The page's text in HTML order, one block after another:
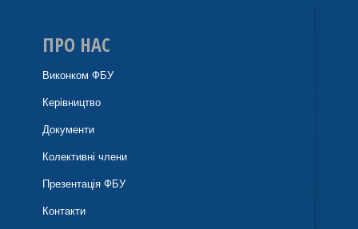
Єлизавета Шмакова (СДЮСШОР-5-ДВУФК
(Дніпропетровськ))
Ольга Шоно (СДЮCШОР-2 (Полтава))
Єлизавета Юрченко (ТІРАС (Білгород-Дністровський))
ПРО НАС
Виконком ФБУ
Керівництво
Документи
Колективні члени
Презентація ФБУ
Контакти